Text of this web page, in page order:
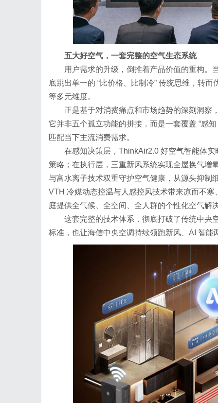
五大好空气，一套完整的空气生态系统
用户需求的升级，倒推着产品价值的重构。
底跳出单一的 “比价格、比制冷” 传统思维，转
等多元维度。
正是基于对消费痛点和市场趋势的深刻洞察
它并非五个孤立功能的拼接，而是一套覆盖 “感
匹配当下主流消费需求。
在感知决策层，ThinkAir2.0 好空气智能体
策略；在执行层，三重新风系统实现全屋换气
与富水离子技术双重守护空气健康，从源头抑制
VTH 冷媒动态控温与人感控风技术带来凉而不
庭提供全气候、全空间、全人群的个性化空气解
这套完整的技术体系，彻底打破了传统中央
标准，也让海信中央空调持续领跑新风、AI 智能